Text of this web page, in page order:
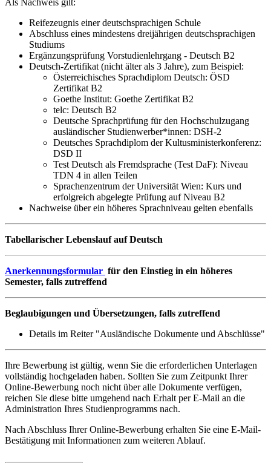
Als Nachweis gilt:
Reifezeugnis einer deutschsprachigen Schule
Abschluss eines mindestens dreijährigen deutschsprachigen
Studiums
Ergänzungsprüfung Vorstudienlehrgang - Deutsch B2
Deutsch-Zertifikat (nicht älter als 3 Jahre), zum Beispiel:
Österreichisches Sprachdiplom Deutsch: ÖSD
Zertifikat B2
Goethe Institut: Goethe Zertifikat B2
telc: Deutsch B2
Deutsche Sprachprüfung für den Hochschulzugang
ausländischer Studienwerber*innen: DSH-2
Deutsches Sprachdiplom der Kultusministerkonferenz:
DSD II
Test Deutsch als Fremdsprache (Test DaF): Niveau
TDN 4 in allen Teilen
Sprachenzentrum der Universität Wien: Kurs und
erfolgreich abgelegte Prüfung auf Niveau B2
Nachweise über ein höheres Sprachniveau gelten ebenfalls
Tabellarischer Lebenslauf auf Deutsch
Anerkennungsformular für den Einstieg in ein höheres
Semester, falls zutreffend
Beglaubigungen und Übersetzungen, falls zutreffend
Details im Reiter "Ausländische Dokumente und Abschlüsse"
Ihre Bewerbung ist gültig, wenn Sie die erforderlichen Unterlagen
vollständig hochgeladen haben. Sollten Sie zum Zeitpunkt Ihrer
Online-Bewerbung noch nicht über alle Dokumente verfügen,
reichen Sie diese bitte umgehend nach Erhalt per E-Mail an die
Administration Ihres Studienprogramms nach.
Nach Abschluss Ihrer Online-Bewerbung erhalten Sie eine E-Mail-
Bestätigung mit Informationen zum weiteren Ablauf.